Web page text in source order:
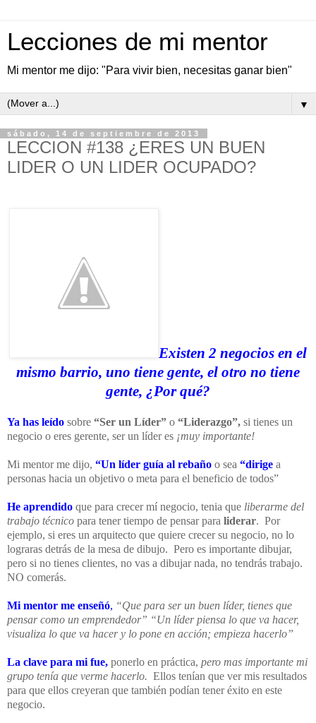
Lecciones de mi mentor
Mi mentor me dijo: "Para vivir bien, necesitas ganar bien"
▼
sábado, 14 de septiembre de 2013
LECCION #138 ¿ERES UN BUEN
LIDER O UN LIDER OCUPADO?
Existen 2 negocios en el
mismo barrio, uno tiene gente, el otro no tiene
gente, ¿Por qué?
Ya has leído sobre “Ser un Líder” o “Liderazgo”, si tienes un
negocio o eres gerente, ser un líder es ¡muy importante!
Mi mentor me dijo, “Un líder guía al rebaño o sea “dirige a
personas hacia un objetivo o meta para el beneficio de todos”
He aprendido que para crecer mí negocio, tenia que liberarme del
trabajo técnico para tener tiempo de pensar para liderar. Por
ejemplo, si eres un arquitecto que quiere crecer su negocio, no lo
lograras detrás de la mesa de dibujo. Pero es importante dibujar,
pero si no tienes clientes, no vas a dibujar nada, no tendrás trabajo.
NO comerás.
Mi mentor me enseñó, “Que para ser un buen líder, tienes que
pensar como un emprendedor” “Un líder piensa lo que va hacer,
visualiza lo que va hacer y lo pone en acción; empieza hacerlo”
La clave para mi fue, ponerlo en práctica, pero mas importante mi
grupo tenía que verme hacerlo. Ellos tenían que ver mis resultados
para que ellos creyeran que también podían tener éxito en este
negocio.